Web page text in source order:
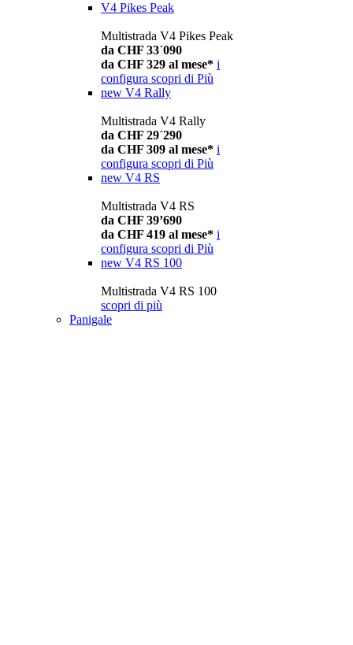
V4 Pikes Peak
Multistrada V4 Pikes Peak
da CHF 33´090
da CHF 329 al mese* i
configura scopri di Più
new V4 Rally
Multistrada V4 Rally
da CHF 29´290
da CHF 309 al mese* i
configura scopri di Più
new V4 RS
Multistrada V4 RS
da CHF 39’690
da CHF 419 al mese* i
configura scopri di Più
new V4 RS 100
Multistrada V4 RS 100
scopri di più
Panigale